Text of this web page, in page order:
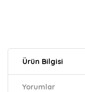
Ürün Bilgisi
Yorumlar